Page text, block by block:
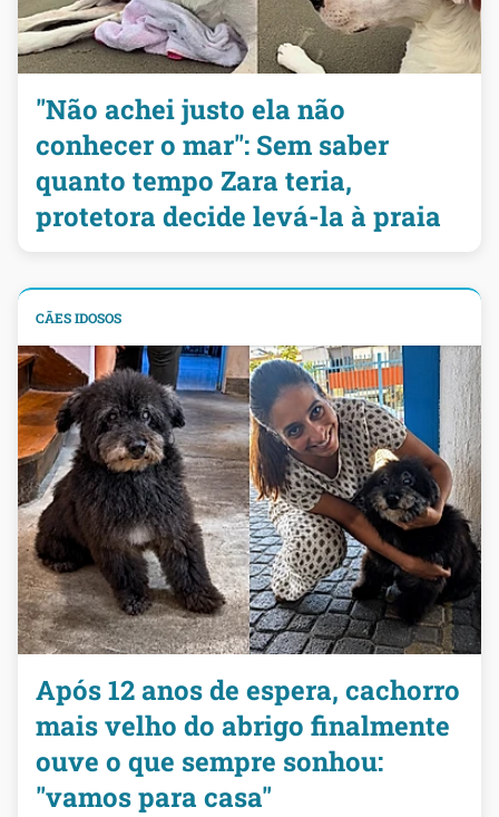
"Não achei justo ela não
conhecer o mar": Sem saber
quanto tempo Zara teria,
protetora decide levá-la à praia
CÃES IDOSOS
Após 12 anos de espera, cachorro
mais velho do abrigo finalmente
ouve o que sempre sonhou:
"vamos para casa"